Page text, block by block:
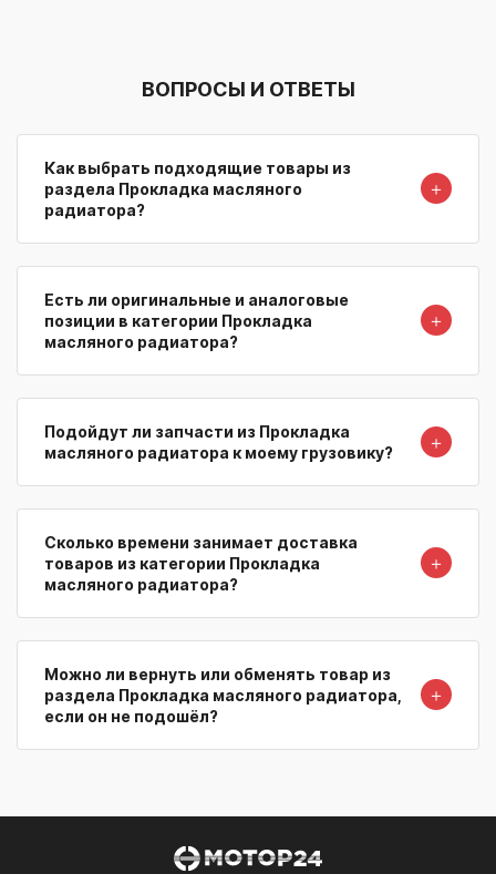
ВОПРОСЫ И ОТВЕТЫ
Как выбрать подходящие товары из
раздела Прокладка масляного
радиатора?
＋
Есть ли оригинальные и аналоговые
позиции в категории Прокладка
масляного радиатора?
＋
Подойдут ли запчасти из Прокладка
масляного радиатора к моему грузовику?
＋
Сколько времени занимает доставка
товаров из категории Прокладка
масляного радиатора?
＋
Можно ли вернуть или обменять товар из
раздела Прокладка масляного радиатора,
если он не подошёл?
＋